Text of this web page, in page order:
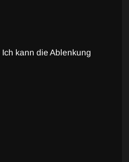
kann die Ablenkung